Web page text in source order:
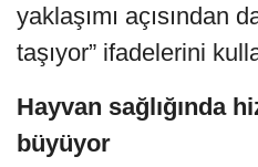
yaklaşımı açısından
taşıyor” ifadelerini
Hayvan sağlığında
büyüyor